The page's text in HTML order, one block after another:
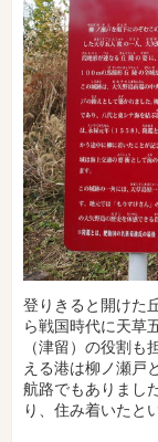
登りきると開けた
ら戦国時代に天草
（津留）の役割
える港は柳ノ瀬戸
航路でもありまし
り、住み着いたと